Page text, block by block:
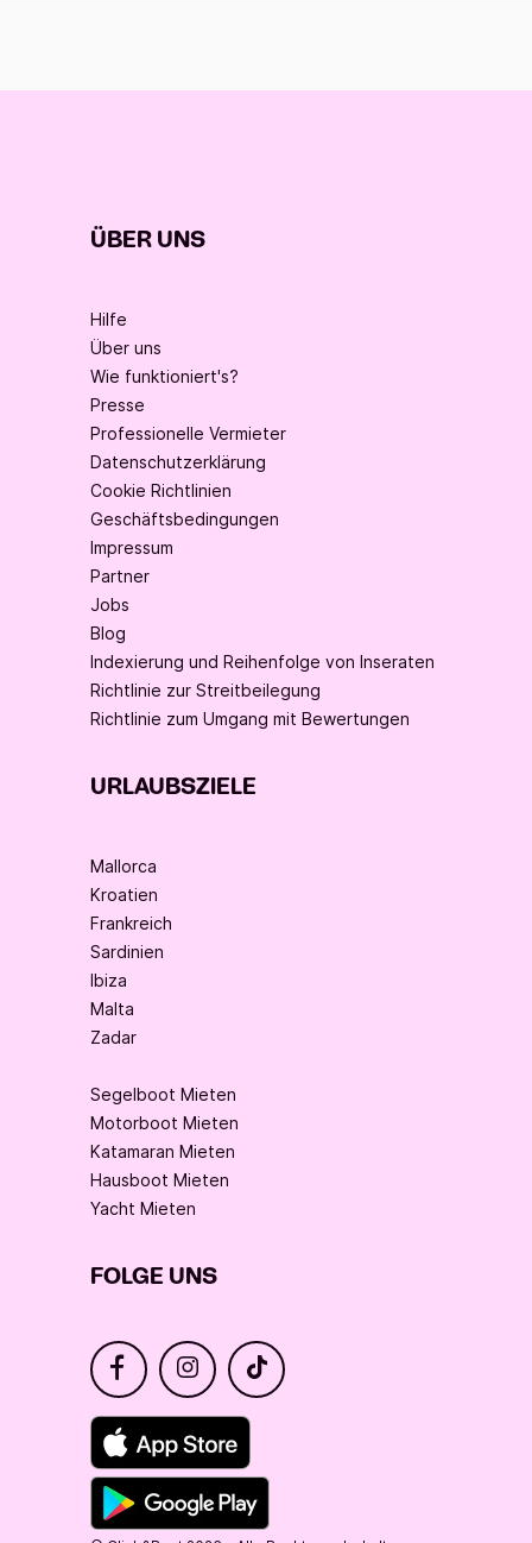
ÜBER UNS
Hilfe
Über uns
Wie funktioniert's?
Presse
Professionelle Vermieter
Datenschutzerklärung
Cookie Richtlinien
Geschäftsbedingungen
Impressum
Partner
Jobs
Blog
Indexierung und Reihenfolge von Inseraten
Richtlinie zur Streitbeilegung
Richtlinie zum Umgang mit Bewertungen
URLAUBSZIELE
Mallorca
Kroatien
Frankreich
Sardinien
Ibiza
Malta
Zadar
Segelboot Mieten
Motorboot Mieten
Katamaran Mieten
Hausboot Mieten
Yacht Mieten
FOLGE UNS